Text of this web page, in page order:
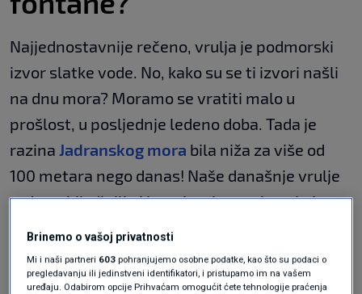
Najjednostavnije rečeno, vrulja je podmorski
izvor slatke vode. No, kako su se ti izvori našli
na dnu mora? Moramo se vratiti malo u
prošlost, u posljednje ledeno doba. Tada je
razina Jadranskog mora bila niža za više od
100 metara nego danas! Naše današnje vrulje
tada su bile špilje i izvori na kopnu kroz koje su
more podiglo, ti su izvori potopljeni, ali voda
kroz njih nije prestala teći.
Brinemo o vašoj privatnosti
Mi i naši partneri 603 pohranjujemo osobne podatke, kao što su podaci o
pregledavanju ili jedinstveni identifikatori, i pristupamo im na vašem
uređaju. Odabirom opcije Prihvaćam omogućit ćete tehnologije praćenja